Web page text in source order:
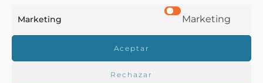
Marketing Marketing
Aceptar
Rechazar
Merino e hijo, por los licenciados D. D. Merino, jefe del
farmacéutica, y D. Julio Ramos Selva, preparador en el
laboratorio y fábrica de productos químicos y